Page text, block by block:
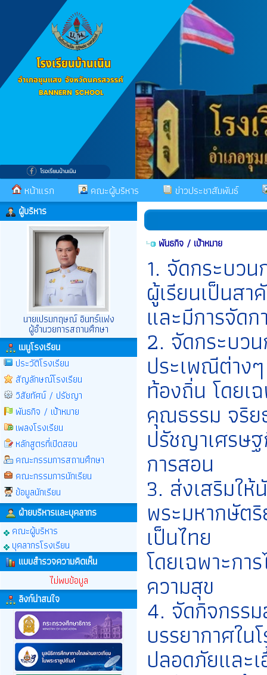
หน้าแรก คณะผู้บริหาร ข่าวประชาสัมพันธ์
ผู้บริหาร
นายเปรมกฤษณ์ อินทร์แฟง
ผู้อำนวยการสถานศึกษา
เมนูโรงเรียน
ประวัติโรงเรียน
สัญลักษณ์โรงเรียน
วิสัยทัศน์ / ปรัชญา
พันธกิจ / เป้าหมาย
เพลงโรงเรียน
หลักสูตรที่เปิดสอน
คณะกรรมการสถานศึกษา
คณะกรรมการนักเรียน
ข้อมูลนักเรียน
ฝ่ายบริหารและบุคลากร
คณะผู้บริหาร
บุคลากรโรงเรียน
แบบสำรวจความคิดเห็น
ไม่พบข้อมูล
ลิงก์น่าสนใจ
พันธกิจ / เป้าหมาย
1. จัดกระบว
ผู้เรียนเป็นส
และมีการจัด
2. จัดกระบวน
ประเพณีต่าง
ท้องถิ่น โดยเ
คุณธรรม จริ
ปรัชญาเศรษ
การสอน
3. ส่งเสริมใ
พระมหากษัต
เป็นไทย
โดยเฉพาะกา
ความสุข
4. จัดกิจกรร
บรรยากาศใน
ปลอดภัยและ